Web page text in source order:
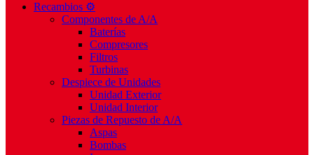
Recambios ⚙️
Componentes de A/A
Baterías
Compresores
Filtros
Turbinas
Despiece de Unidades
Unidad Exterior
Unidad Interior
Piezas de Repuesto de A/A
Aspas
Bombas